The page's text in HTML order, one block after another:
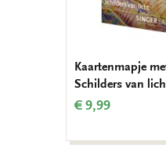
Kaartenmapje
Schilders van
€ 9,99